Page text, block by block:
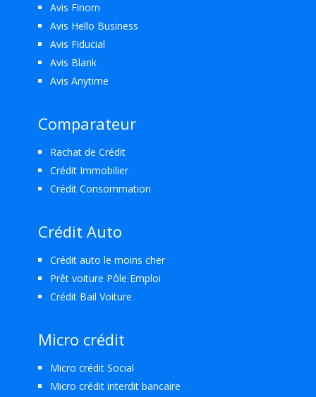
Avis Finom
Avis Hello Business
Avis Fiducial
Avis Blank
Avis Anytime
Comparateur
Rachat de Crédit
Crédit Immobilier
Crédit Consommation
Crédit Auto
Crédit auto le moins cher
Prêt voiture Pôle Emploi
Crédit Bail Voiture
Micro crédit
Micro crédit Social
Micro crédit interdit bancaire